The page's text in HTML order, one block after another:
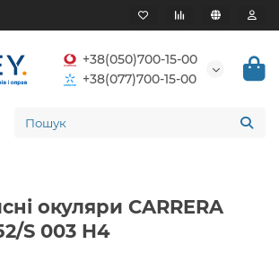
+38(050)700-15-00
+38(077)700-15-00
окуляри CARRERA
S 003 H4